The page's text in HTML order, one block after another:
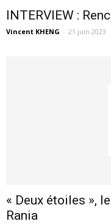
INTERVIEW :
Vincent KHENG - 21 juin 2023
« Deux étoiles »,
Rania